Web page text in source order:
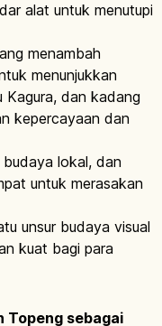
alat untuk menutupi
menambah
menunjukkan
dan kadang
kepercayaan dan
lokal, dan
untuk merasakan
unsur budaya visual
kuat bagi para
Topeng sebagai